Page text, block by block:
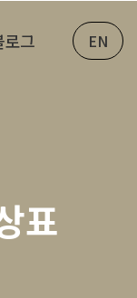
로그 EN
표